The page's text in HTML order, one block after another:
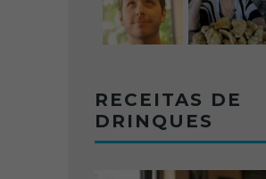
RECEITAS DE
DRINQUES